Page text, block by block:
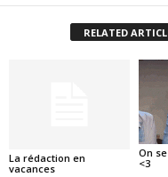
RELATED
La rédaction en
vacances
On
<3